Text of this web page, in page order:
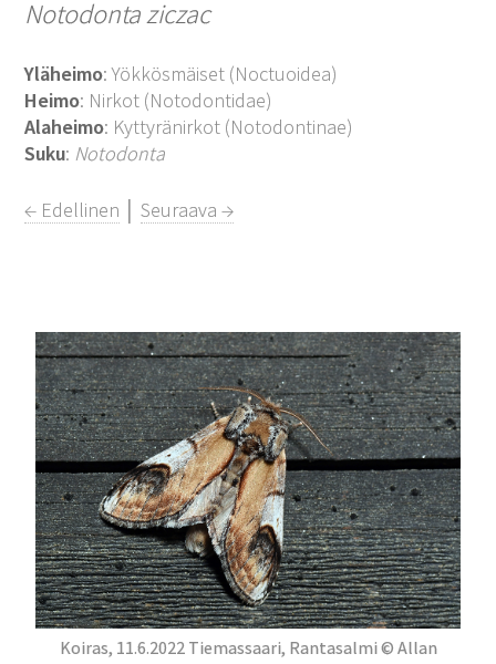
Notodonta ziczac
Yläheimo: Yökkösmäiset (Noctuoidea)
Heimo: Nirkot (Notodontidae)
Alaheimo: Kyttyränirkot (Notodontinae)
Suku: Notodonta
← Edellinen │Seuraava →
Koiras, 11.6.2022 Tiemassaari, Rantasalmi © Allan